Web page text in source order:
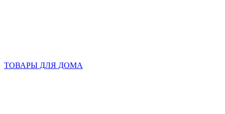
ТОВАРЫ ДЛЯ ДОМА